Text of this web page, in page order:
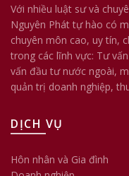
Với nhiều luật sư và
Nguyên Phát tự hào có
chuyên môn cao, uy tín,
trong các lĩnh vực: Tư
vấn đầu tư nước ngoài,
quản trị doanh nghiệp,
DỊCH VỤ
Hôn nhân và Gia đình